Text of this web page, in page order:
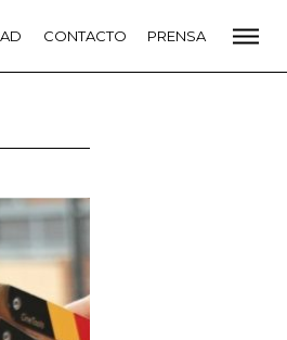
CONTACTO PRENSA
FUNDACIÓN
CONTACTO